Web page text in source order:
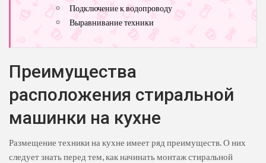
Подключение к водопроводу
Выравнивание техники
Преимущества
расположения стиральной
машинки на кухне
Размещение техники на кухне имеет ряд преимуществ. О них
следует знать перед тем, как начинать монтаж стиральной